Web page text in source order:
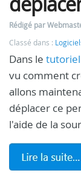
Rédigé par
Classé dans :
Dans le
vu comment
allons
déplacer ce
l'aide de la